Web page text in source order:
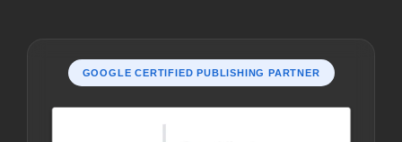
GOOGLE CERTIFIED PUBLISHING PARTNER